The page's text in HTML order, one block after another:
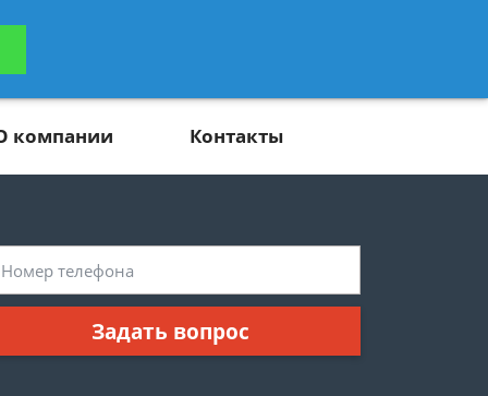
компании Контакты
Задать вопрос